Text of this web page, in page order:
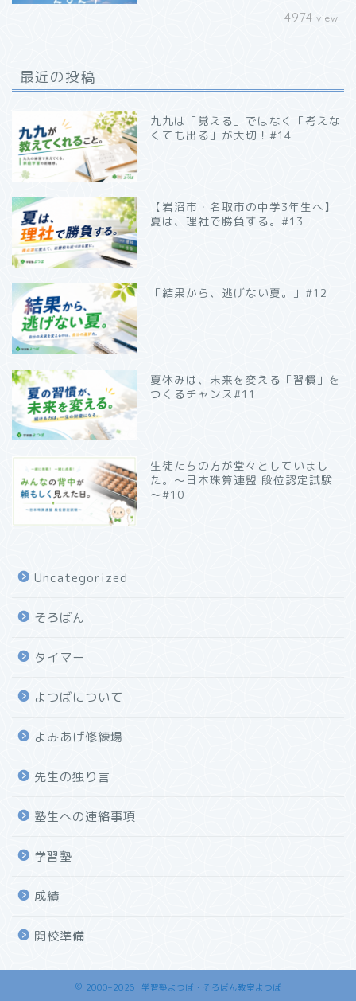
4974 view
最近の投稿
九九は「覚える」ではなく「考えな
くても出る」が大切！#14
【岩沼市・名取市の中学3年生へ】
夏は、理社で勝負する。#13
「結果から、逃げない夏。」#12
夏休みは、未来を変える「習慣」を
つくるチャンス#11
生徒たちの方が堂々としていまし
た。～日本珠算連盟 段位認定試験
～#10
Uncategorized
そろばん
タイマー
よつばについて
よみあげ修練場
先生の独り言
塾生への連絡事項
学習塾
成績
開校準備
2000–2026 学習塾よつば・そろばん教室よつば